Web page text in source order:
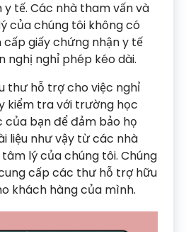
y tế. Các nhà tham vấn và
của chúng tôi không có
cấp giấy chứng nhận y tế
nghị nghỉ phép kéo dài.
thư hỗ trợ cho việc nghỉ
kiểm tra với trường học
của bạn để đảm bảo họ
liệu như vậy từ các nhà
lý của chúng tôi. Chúng
cấp các thư hỗ trợ hữu
khách hàng của mình.